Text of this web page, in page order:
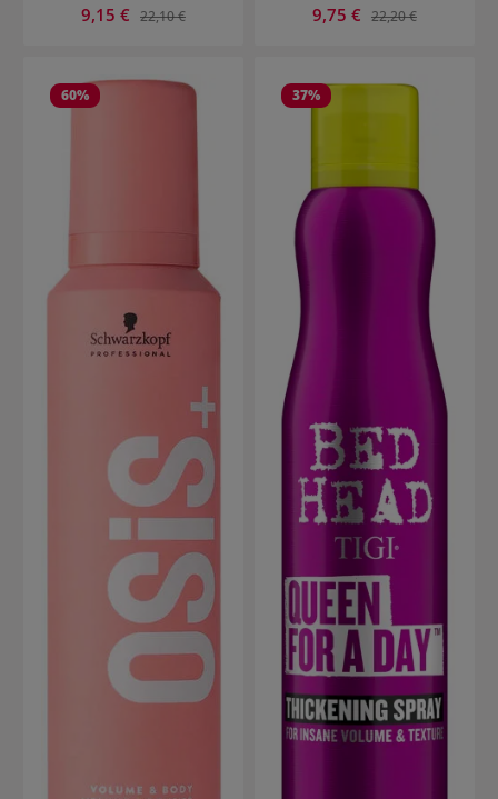
Verkaufspreis:
9,15 € Regulärer Preis:
22,10 €
Verkaufspreis:
9,75 € Regulärer Preis:
22,20 €
60% 37%